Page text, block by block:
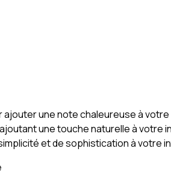
ajouter une note chaleureuse à
une touche naturelle à
et de sophistication à votre